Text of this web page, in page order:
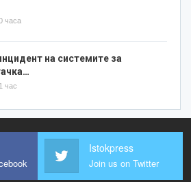
часа
на системите за
час
Istokpress
Join us on Twitter